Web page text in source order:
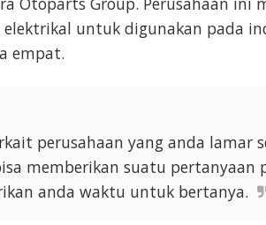
elektrikal untuk digunakan pada
empat.
perusahaan yang anda lamar
memberikan suatu pertanyaan
anda waktu untuk bertanya.